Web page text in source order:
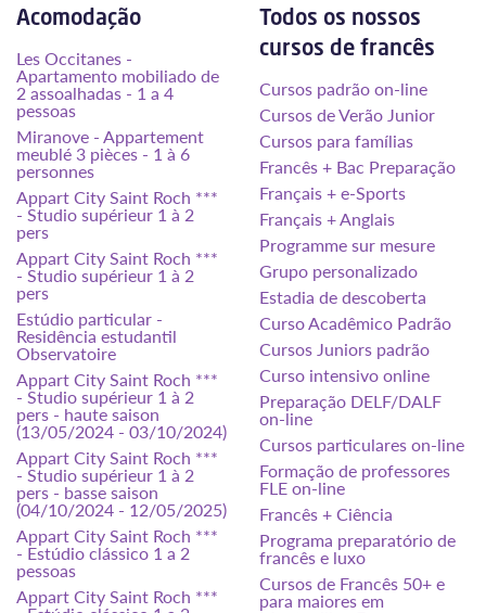
Acomodação
Les Occitanes -
Apartamento mobiliado de
2 assoalhadas - 1 a 4
pessoas
Miranove - Appartement
meublé 3 pièces - 1 à 6
personnes
Appart City Saint Roch ***
- Studio supérieur 1 à 2
pers
Appart City Saint Roch ***
- Studio supérieur 1 à 2
pers
Estúdio particular -
Residência estudantil
Observatoire
Appart City Saint Roch ***
- Studio supérieur 1 à 2
pers - haute saison
(13/05/2024 - 03/10/2024)
Appart City Saint Roch ***
- Studio supérieur 1 à 2
pers - basse saison
(04/10/2024 - 12/05/2025)
Appart City Saint Roch ***
- Estúdio clássico 1 a 2
pessoas
Appart City Saint Roch ***
Todos os nossos
cursos de francês
Cursos padrão on-line
Cursos de Verão Junior
Cursos para famílias
Francês + Bac Preparação
Français + e-Sports
Français + Anglais
Programme sur mesure
Grupo personalizado
Estadia de descoberta
Curso Acadêmico Padrão
Cursos Juniors padrão
Curso intensivo online
Preparação DELF/DALF
on-line
Cursos particulares on-line
Formação de professores
FLE on-line
Francês + Ciência
Programa preparatório de
francês e luxo
Cursos de Francês 50+ e
para maiores em